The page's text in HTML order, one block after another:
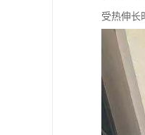
受热伸长